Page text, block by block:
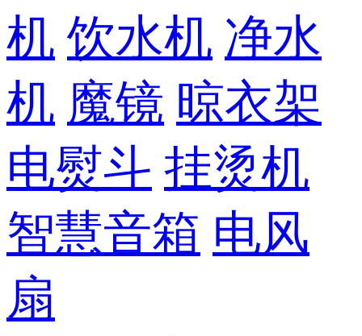
机 饮水机 净水
机 魔镜 晾衣架
电熨斗 挂烫机
智慧音箱 电风
扇